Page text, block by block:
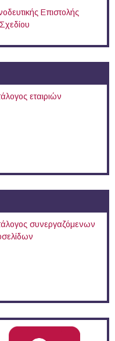
Επιστολής
εταιριών
συνεργαζόμενων